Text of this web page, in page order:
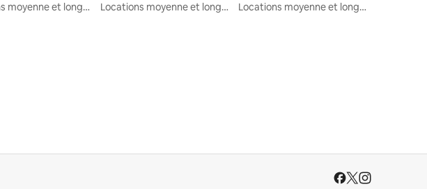
Locations moyenne et longue durée
Locations moyenne et longue durée
Locations moyenne et longue durée